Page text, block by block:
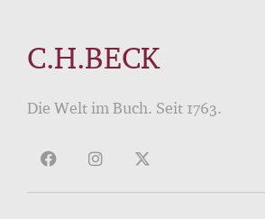
C.H.BECK
Die Welt im Buch. Seit 1763.